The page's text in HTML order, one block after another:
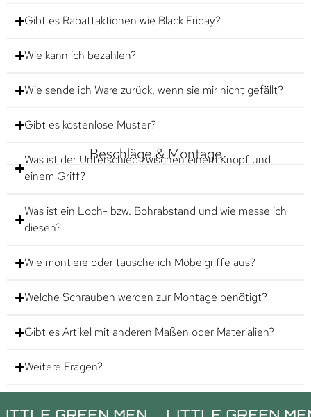
Gibt es Rabattaktionen wie Black Friday?
Wie kann ich bezahlen?
Wie sende ich Ware zurück, wenn sie mir nicht gefällt?
Gibt es kostenlose Muster?
Beschläge & Montage
Was ist der Unterschied zwischen einem Knopf und
einem Griff?
Was ist ein Loch- bzw. Bohrabstand und wie messe ich
diesen?
Wie montiere oder tausche ich Möbelgriffe aus?
Welche Schrauben werden zur Montage benötigt?
Gibt es Artikel mit anderen Maßen oder Materialien?
Weitere Fragen?